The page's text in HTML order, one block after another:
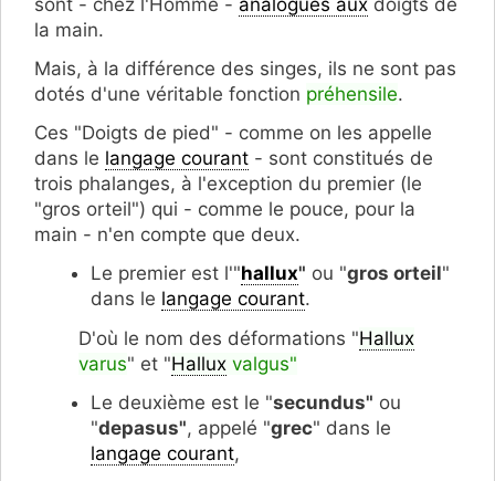
sont - chez l'Homme - analogues aux doigts de
la main.
Mais, à la différence des singes, ils ne sont pas
dotés d'une véritable fonction préhensile.
Ces "Doigts de pied" - comme on les appelle
dans le langage courant - sont constitués de
trois phalanges, à l'exception du premier (le
"gros orteil") qui - comme le pouce, pour la
main - n'en compte que deux.
Le premier est l'"hallux" ou "gros orteil"
dans le langage courant.
D'où le nom des déformations "Hallux
varus" et "Hallux valgus"
Le deuxième est le "secundus" ou
"depasus", appelé "grec" dans le
langage courant,